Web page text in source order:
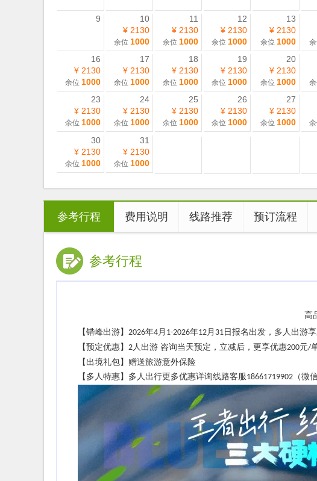
9
10
¥ 2130
余位 1000
11
¥ 2130
余位 1000
12
¥ 2130
余位 1000
13
¥ 2130
余位 1000
16
¥ 2130
余位 1000
17
¥ 2130
余位 1000
18
¥ 2130
余位 1000
19
¥ 2130
余位 1000
20
¥ 2130
余位 1000
23
¥ 2130
余位 1000
24
¥ 2130
余位 1000
25
¥ 2130
余位 1000
26
¥ 2130
余位 1000
27
¥ 2130
余位 1000
30
¥ 2130
余位 1000
31
¥ 2130
余位 1000
参考行程 费用说明 线路推荐 预订流程
参考行程
高
【错峰出游】 2026年4 月 1-2026年12 月 31 日 报名出发，多人出游
【预定优惠】 2 人出游 咨询当天预定，立减后，更享优惠200元/
【出境礼包】赠送旅游意外保险
【多人特惠】多人出行更多优惠详询线路客服18661719902 （微